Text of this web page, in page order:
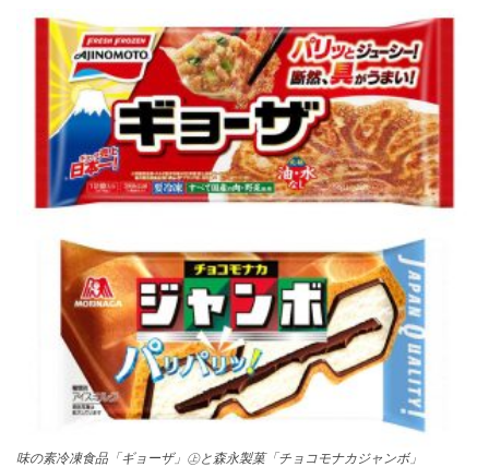
味の素冷凍食品「ギョーザ」㊤と森永製菓「チョコモナカジャンボ」